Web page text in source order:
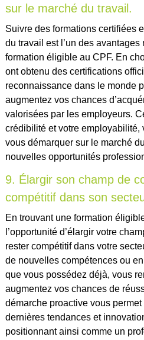
sur le marché du travail.
Suivre des formations certifiées
du travail est l’un des
formation éligible au CPF. En
ont obtenu des certifications
reconnaissance dans le monde
augmentez vos chances
valorisées par les employeurs.
crédibilité et votre employabilité,
vous démarquer sur le marché
nouvelles opportunités
9. Élargir son champ de
compétitif dans son
En trouvant une formation
l’opportunité d’élargir votre
rester compétitif dans votre
de nouvelles compétences ou
que vous possédez déjà, vous
augmentez vos chances de
démarche proactive vous
dernières tendances et
positionnant ainsi comme un